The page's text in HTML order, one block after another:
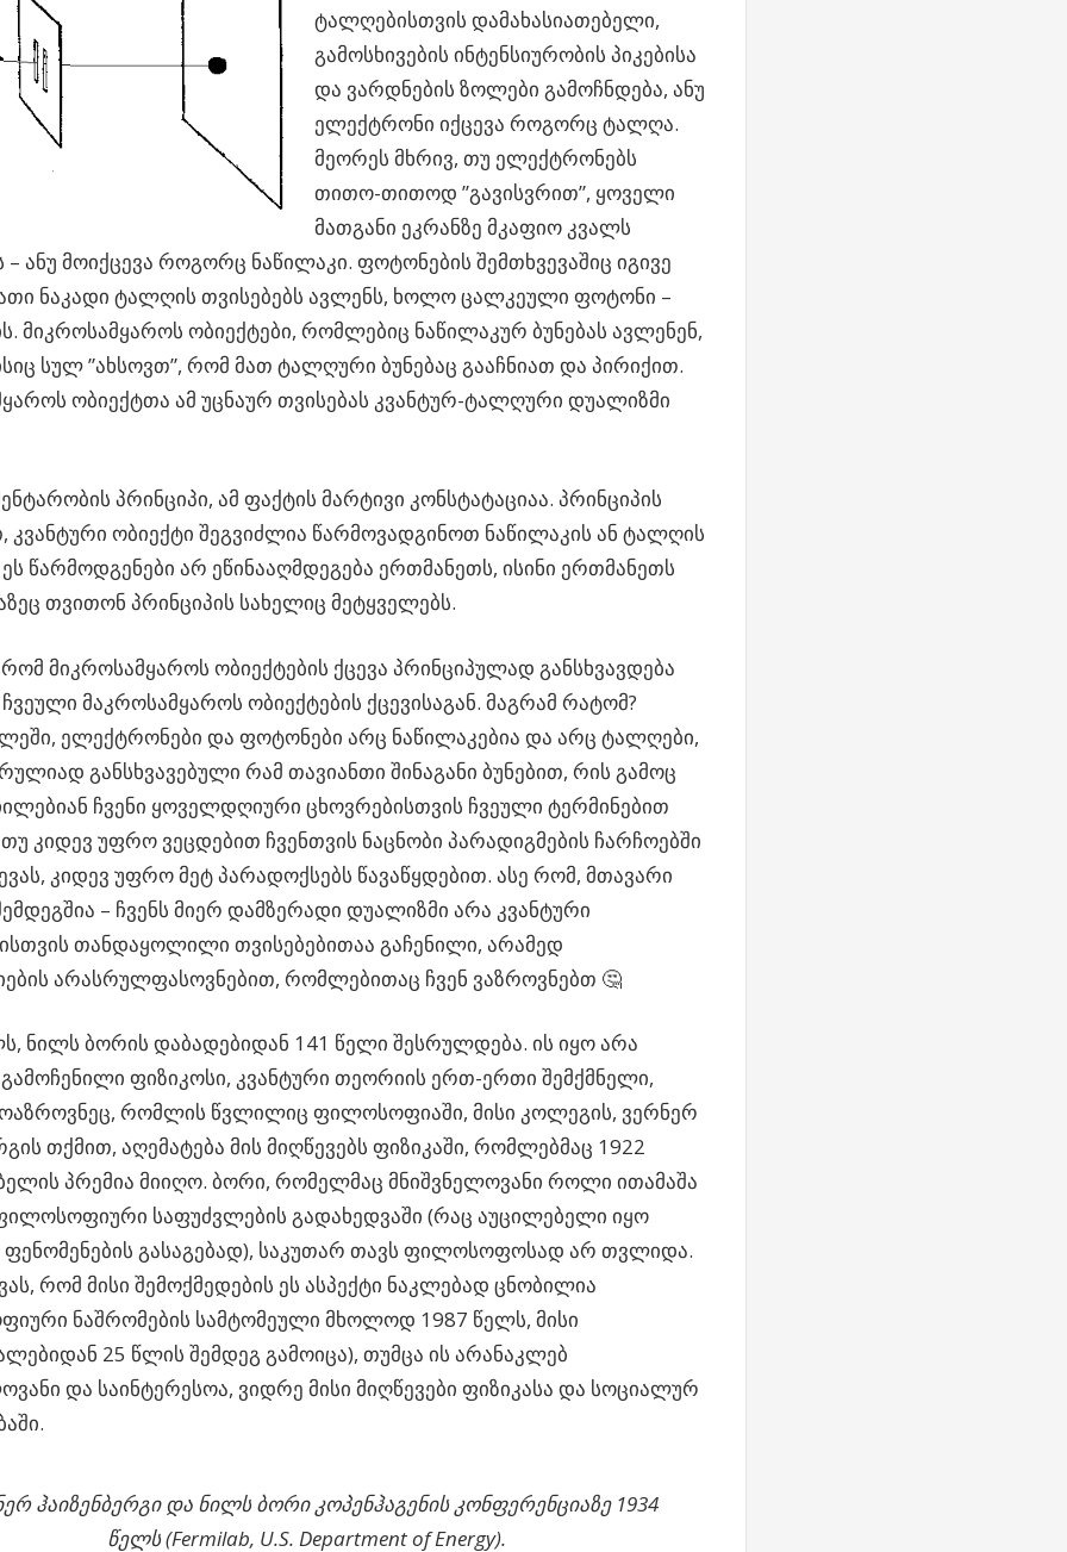
ტალღებისთვის დამახასიათებელი,
გამოსხივების ინტენსიურობის პიკებისა
და ვარდნების ზოლები გამოჩნდება, ანუ
ელექტრონი იქცევა როგორც ტალღა.
მეორეს მხრივ, თუ ელექტრონებს
თითო-თითოდ ”გავისვრით”, ყოველი
მათგანი ეკრანზე მკაფიო კვალს
ანუ მოიქცევა როგორც ნაწილაკი. ფოტონების შემთხვევაშიც იგივე
ნაკადი ტალღის თვისებებს ავლენს, ხოლო ცალკეული ფოტონი –
მიკროსამყაროს ობიექტები, რომლებიც ნაწილაკურ ბუნებას ავლენენ,
სულ ”ახსოვთ”, რომ მათ ტალღური ბუნებაც გააჩნიათ და პირიქით.
ობიექტთა ამ უცნაურ თვისებას კვანტურ-ტალღური დუალიზმი
პრინციპი, ამ ფაქტის მარტივი კონსტატაციაა. პრინციპის
კვანტური ობიექტი შეგვიძლია წარმოვადგინოთ ნაწილაკის ან ტალღის
წარმოდგენები არ ეწინააღმდეგება ერთმანეთს, ისინი ერთმანეთს
თვითონ პრინციპის სახელიც მეტყველებს.
მიკროსამყაროს ობიექტების ქცევა პრინციპულად განსხვავდება
მაკროსამყაროს ობიექტების ქცევისაგან. მაგრამ რატომ?
ელექტრონები და ფოტონები არც ნაწილაკებია და არც ტალღები,
განსხვავებული რამ თავიანთი შინაგანი ბუნებით, რის გამოც
ჩვენი ყოველდღიური ცხოვრებისთვის ჩვეული ტერმინებით
კიდევ უფრო ვეცდებით ჩვენთვის ნაცნობი პარადიგმების ჩარჩოებში
კიდევ უფრო მეტ პარადოქსებს წავაწყდებით. ასე რომ, მთავარი
– ჩვენს მიერ დამზერადი დუალიზმი არა კვანტური
თანდაყოლილი თვისებებითაა გაჩენილი, არამედ
არასრულფასოვნებით, რომლებითაც ჩვენ ვაზროვნებთ 🤔
ნილს ბორის დაბადებიდან 141 წელი შესრულდება. ის იყო არა
ფიზიკოსი, კვანტური თეორიის ერთ-ერთი შემქმნელი,
რომლის წვლილიც ფილოსოფიაში, მისი კოლეგის, ვერნერ
თქმით, აღემატება მის მიღწევებს ფიზიკაში, რომლებმაც 1922
პრემია მიიღო. ბორი, რომელმაც მნიშვნელოვანი როლი ითამაშა
საფუძვლების გადახედვაში (რაც აუცილებელი იყო
ფენომენების გასაგებად), საკუთარ თავს ფილოსოფოსად არ თვლიდა.
რომ მისი შემოქმედების ეს ასპექტი ნაკლებად ცნობილია
ნაშრომების სამტომეული მხოლოდ 1987 წელს, მისი
25 წლის შემდეგ გამოიცა), თუმცა ის არანაკლებ
და საინტერესოა, ვიდრე მისი მიღწევები ფიზიკასა და სოციალურ
ჰაიზენბერგი და ნილს ბორი კოპენჰაგენის კონფერენციაზე 1934
წელს (Fermilab, U.S. Department of Energy).